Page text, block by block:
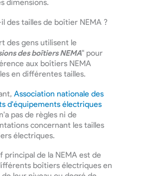
dimensions.
des tailles de boîtier NEMA ?
des gens utilisent le
des boîtiers NEMA" pour
aux boîtiers NEMA
en différentes tailles.
Association nationale des
d'équipements électriques
pas de règles ni de
concernant les tailles
électriques.
principal de la NEMA est de
boîtiers électriques en